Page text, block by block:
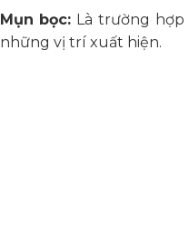
Mụn bọc: Là trường
những vị trí xuất hiện.